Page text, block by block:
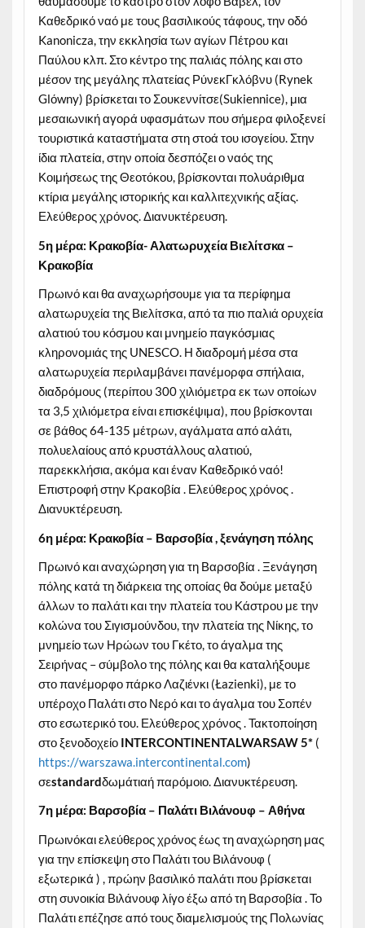
Καθεδρικό ναό με τους βασιλικούς τάφους, την οδό
Kanonicza, την εκκλησία των αγίων Πέτρου και
Παύλου κλπ. Στο κέντρο της παλιάς πόλης και στο
μέσον της μεγάλης πλατείας ΡύνεκΓκλόβνυ (Rynek
Glόwny) βρίσκεται το Σουκεννίτσε(Sukiennice), μια
μεσαιωνική αγορά υφασμάτων που σήμερα φιλοξενεί
τουριστικά καταστήματα στη στοά του ισογείου. Στην
ίδια πλατεία, στην οποία δεσπόζει ο ναός της
Κοιμήσεως της Θεοτόκου, βρίσκονται πολυάριθμα
κτίρια μεγάλης ιστορικής και καλλιτεχνικής αξίας.
Ελεύθερος χρόνος. Διανυκτέρευση.
5η μέρα: Κρακοβία- Αλατωρυχεία Βιελίτσκα –
Κρακοβία
Πρωινό και θα αναχωρήσουμε για τα περίφημα
αλατωρυχεία της Βιελίτσκα, από τα πιο παλιά ορυχεία
αλατιού του κόσμου και μνημείο παγκόσμιας
κληρονομιάς της UNESCO. Η διαδρομή μέσα στα
αλατωρυχεία περιλαμβάνει πανέμορφα σπήλαια,
διαδρόμους (περίπου 300 χιλιόμετρα εκ των οποίων
τα 3,5 χιλιόμετρα είναι επισκέψιμα), που βρίσκονται
σε βάθος 64-135 μέτρων, αγάλματα από αλάτι,
πολυελαίους από κρυστάλλους αλατιού,
παρεκκλήσια, ακόμα και έναν Καθεδρικό ναό!
Επιστροφή στην Κρακοβία . Ελεύθερος χρόνος .
Διανυκτέρευση.
6η μέρα: Κρακοβία – Βαρσοβία , ξενάγηση πόλης
Πρωινό και αναχώρηση για τη Βαρσοβία . Ξενάγηση
πόλης κατά τη διάρκεια της οποίας θα δούμε μεταξύ
άλλων το παλάτι και την πλατεία του Κάστρου με την
κολώνα του Σιγισμούνδου, την πλατεία της Νίκης, το
μνημείο των Ηρώων του Γκέτο, το άγαλμα της
Σειρήνας – σύμβολο της πόλης και θα καταλήξουμε
στο πανέμορφο πάρκο Λαζιένκι (Łazienki), με το
υπέροχο Παλάτι στο Νερό και το άγαλμα του Σοπέν
στο εσωτερικό του. Ελεύθερος χρόνος . Τακτοποίηση
στο ξενοδοχείο INTERCONTINENTALWARSAW5*(
https://warszawa.intercontinental.com)
σεstandardδωμάτιαή παρόμοιο. Διανυκτέρευση.
7η μέρα: Βαρσοβία – Παλάτι Βιλάνουφ – Αθήνα
Πρωινόκαι ελεύθερος χρόνος έως τη αναχώρηση μας
για την επίσκεψη στο Παλάτι του Βιλάνουφ (
εξωτερικά ) , πρώην βασιλικό παλάτι που βρίσκεται
στη συνοικία Βιλάνουφ λίγο έξω από τη Βαρσοβία . Το
Παλάτι επέζησε από τους διαμελισμούς της Πολωνίας